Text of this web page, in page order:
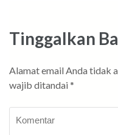
Tinggalkan
Alamat email Anda tidak
wajib ditandai *